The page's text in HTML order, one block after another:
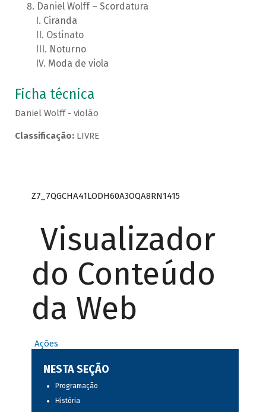
Daniel Wolff – Scordatura
Ciranda
Ostinato
Noturno
Moda de viola
Ficha técnica
Daniel Wolff - violão
Classificação:LIVRE
Z7_7QGCHA41LODH60A3OQA8RN1415
Visualizador
do Conteúdo
da Web
Ações
NESTA SEÇÃO
Programação
História